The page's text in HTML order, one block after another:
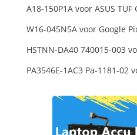
A18-150P1A voor ASUS TUF
W16-045N5A voor Google